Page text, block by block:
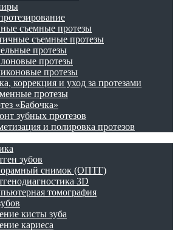
съемные протезы
съемные протезы
протезы
протезы
протезы
коррекция и уход за протезами
протезы
«Бабочка»
зубных протезов
и полировка протезов
зубов
снимок (ОПТГ)
3D
томография
кисты зуба
кариеса